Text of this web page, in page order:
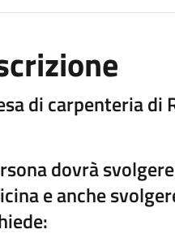
di carpenteria di
dovrà
e anche